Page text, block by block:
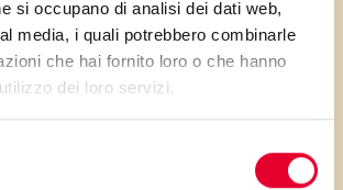
si occupano di analisi dei dati web,
media, i quali potrebbero combinarle
che hai fornito loro o che hanno
dei loro servizi.
numeri a lato per scorrere
ricetta.